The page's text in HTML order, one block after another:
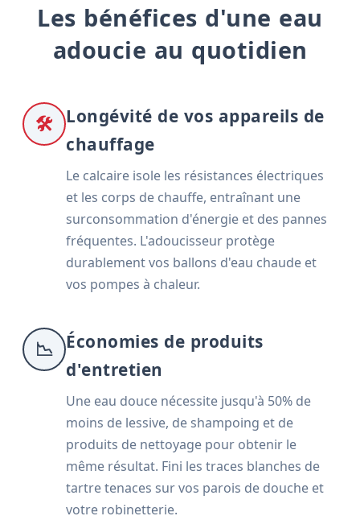
Les bénéfices d'une eau
adoucie au quotidien
🛠
Longévité de vos appareils de
chauffage
Le calcaire isole les résistances électriques
et les corps de chauffe, entraînant une
surconsommation d'énergie et des pannes
fréquentes. L'adoucisseur protège
durablement vos ballons d'eau chaude et
vos pompes à chaleur.
📉
Économies de produits
d'entretien
Une eau douce nécessite jusqu'à 50% de
moins de lessive, de shampoing et de
produits de nettoyage pour obtenir le
même résultat. Fini les traces blanches de
tartre tenaces sur vos parois de douche et
votre robinetterie.